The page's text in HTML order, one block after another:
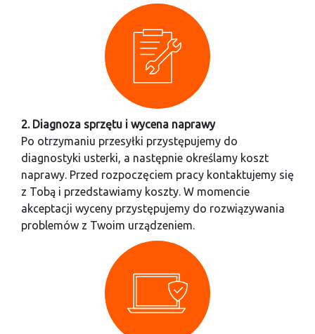
2. Diagnoza sprzętu i wycena naprawy
Po otrzymaniu przesyłki przystępujemy do
diagnostyki usterki, a następnie określamy koszt
naprawy. Przed rozpoczęciem pracy kontaktujemy się
z Tobą i przedstawiamy koszty. W momencie
akceptacji wyceny przystępujemy do rozwiązywania
problemów z Twoim urządzeniem.